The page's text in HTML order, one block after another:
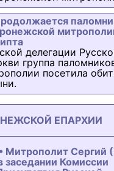
делегации
группа
посетила
ЕПАРХИИ
Митрополит Сергий
заседании Комиссии